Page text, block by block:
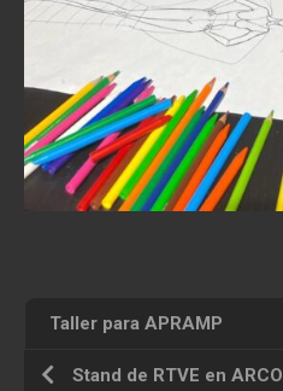
Taller para APRAMP
Stand de RTVE en ARCO